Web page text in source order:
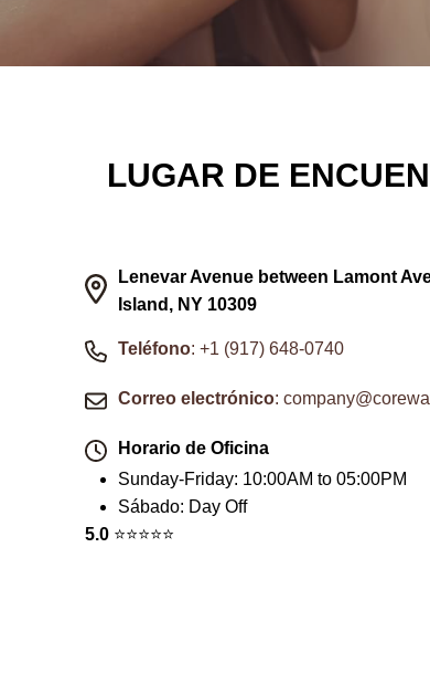
LUGAR DE
Lenevar Avenue between Lamont
Island, NY 10309
Teléfono: +1 (917) 648-0740
Correo electrónico:
Horario de Oficina
Sunday-Friday: 10:00AM to 05:00PM
Sábado: Day Off
5.0 ⭐️⭐️⭐️⭐️⭐️